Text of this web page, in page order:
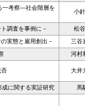
一考察―社会階層を
小
調査を事例に－
松
実態と雇用創出－
三谷
河村
否 大井
に関する実証研究 馬